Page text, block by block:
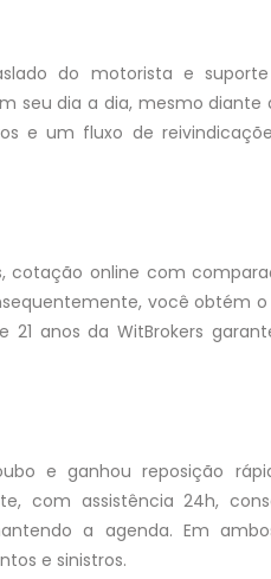
do motorista e
seu dia a dia, mesmo diante
e um fluxo de
cotação online com
você obtém
anos da WitBrokers
e ganhou reposição
com assistência 24h,
a agenda. Em
e sinistros.